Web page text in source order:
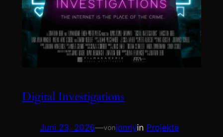
Digital Investigations
Juni 23, 2026—vonjonnyin Projekte